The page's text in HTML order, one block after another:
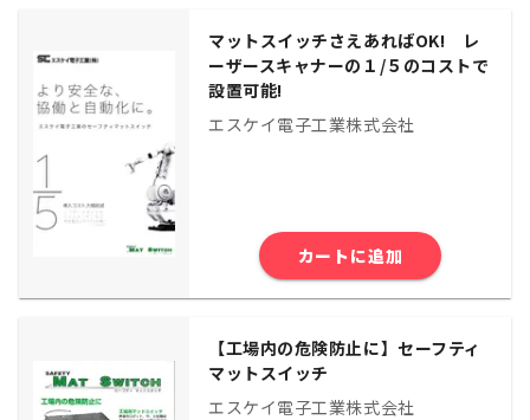
マットスイッチさえあればOK! レ
ーザースキャナーの１/５のコストで
設置可能!
エスケイ電子工業株式会社
カートに追加
【工場内の危険防止に】セーフティ
マットスイッチ
エスケイ電子工業株式会社